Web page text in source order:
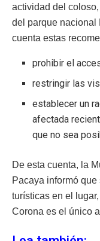
actividad del
del parque nacional
cuenta estas
prohibir el
restringir las
establecer un
afectada
que no sea
De esta cuenta, la
Pacaya informó
turísticas en el
Corona es el único